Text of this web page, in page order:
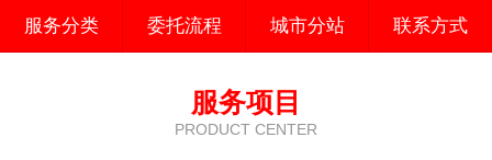
服务分类 委托流程 城市分站 联系方式
服务项目
PRODUCT CENTER